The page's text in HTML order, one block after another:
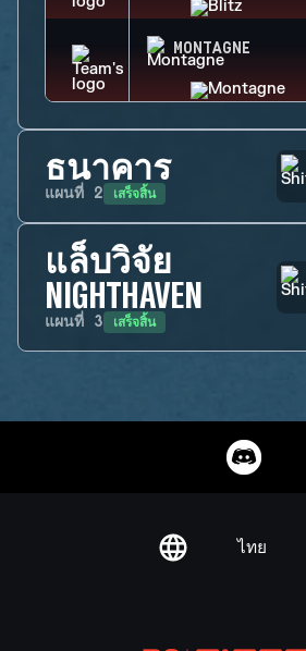
MONTAGNE
ธนาคาร
แผนที่ 2 เสร็จสิ้น
แล็บวิจัย
NIGHTHAVEN
แผนที่ 3 เสร็จสิ้น
ไทย